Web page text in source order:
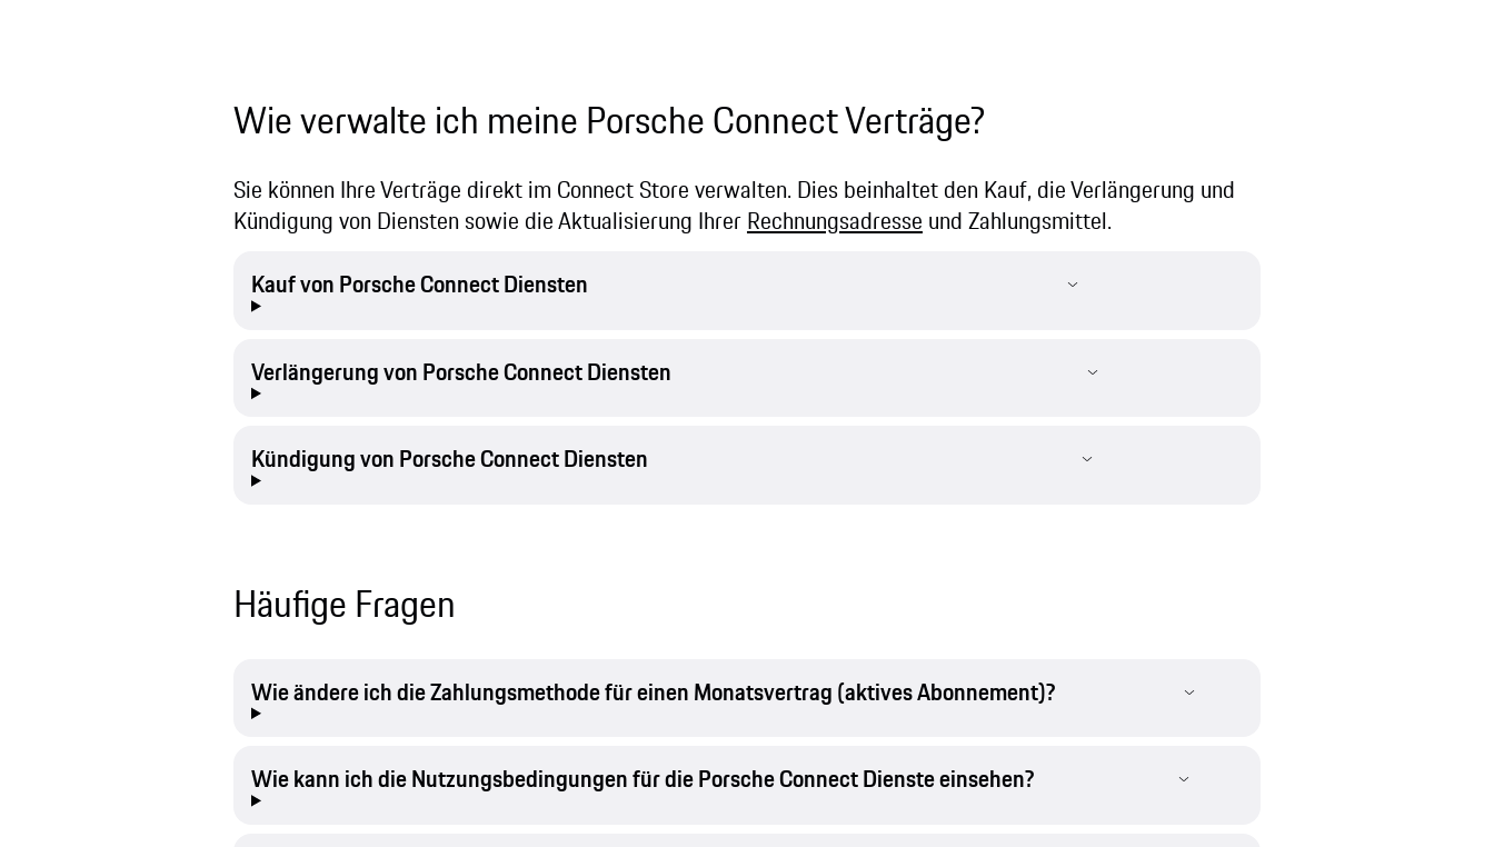
Wie verwalte ich meine Porsche Connect Verträge?
Sie können Ihre Verträge direkt im Connect Store verwalten. Dies beinhaltet den Kauf, die Verlängerung und
Kündigung von Diensten sowie die Aktualisierung IhrerRechnungsadresse und Zahlungsmittel.
Kauf von Porsche Connect Diensten
Verlängerung von Porsche Connect Diensten
Kündigung von Porsche Connect Diensten
Häufige Fragen
Wie ändere ich die Zahlungsmethode für einen Monatsvertrag (aktives Abonnement)?
Wie kann ich die Nutzungsbedingungen für die Porsche Connect Dienste einsehen?